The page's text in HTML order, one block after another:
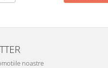
noastre